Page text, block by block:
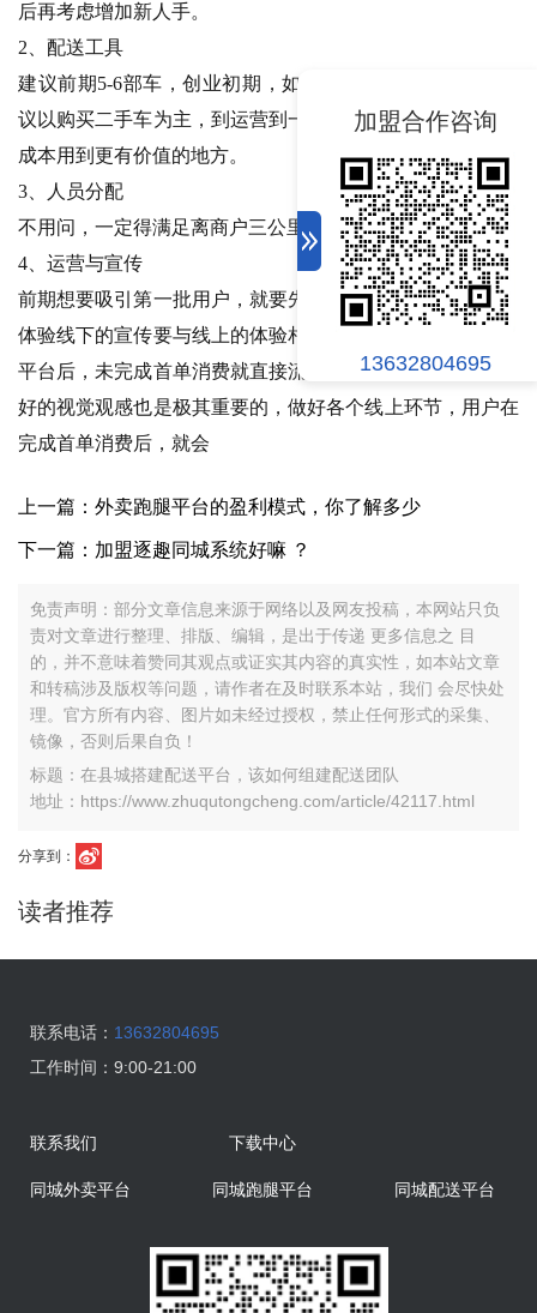
加盟合作咨询
13632804695
后再考虑增加新人手。
2、配送工具
建议前期5-6部车，创业初期，如果是资金有限的情况，建
议以购买二手车为主，到运营到一定时间后再换新车，节约
成本用到更有价值的地方。
3、人员分配
不用问，一定得满足离商户三公里以内的地方，越近越好。
4、运营与宣传
前期想要吸引第一批用户，就要先进行有效宣传，同步线上
体验线下的宣传要与线上的体验相结合，才不会让用户进入
平台后，未完成首单消费就直接流失，线上的流畅体验、较
好的视觉观感也是极其重要的，做好各个线上环节，用户在
完成首单消费后，就会
上一篇：外卖跑腿平台的盈利模式，你了解多少
下一篇：加盟逐趣同城系统好嘛 ？
免责声明：部分文章信息来源于网络以及网友投稿，本网站只负
责对文章进行整理、排版、编辑，是出于传递 更多信息之 目
的，并不意味着赞同其观点或证实其内容的真实性，如本站文章
和转稿涉及版权等问题，请作者在及时联系本站，我们 会尽快处
理。官方所有内容、图片如未经过授权，禁止任何形式的采集、
镜像，否则后果自负！
标题：在县城搭建配送平台，该如何组建配送团队
地址：https://www.zhuqutongcheng.com/article/42117.html
分享到：
读者推荐
联系电话： 13632804695
工作时间： 9:00-21:00
联系我们 下载中心
同城外卖平台 同城跑腿平台 同城配送平台